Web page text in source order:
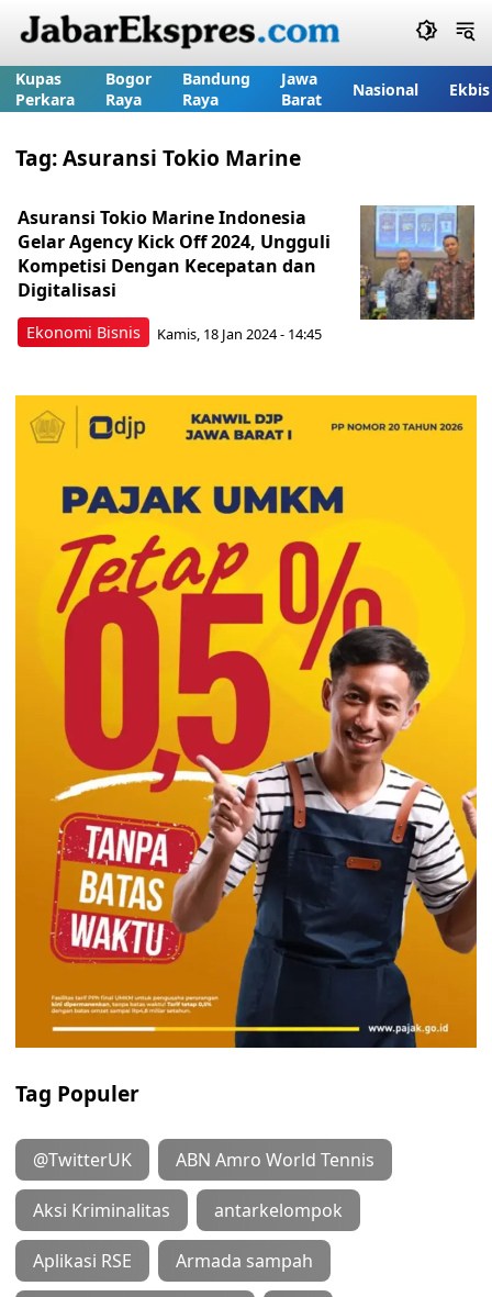
Kupas
Perkara
Bogor
Raya
Bandung
Raya
Jawa
Barat
Nasional Ekbis
Tag:Asuransi Tokio Marine
Ekonomi Bisnis
Asuransi Tokio Marine Indonesia
Gelar Agency Kick Off 2024, Ungguli
Kompetisi Dengan Kecepatan dan
Digitalisasi
Kamis, 18 Jan 2024 - 14:45
Tag Populer
@TwitterUK ABN Amro World Tennis
Aksi Kriminalitas antarkelompok
Aplikasi RSE Armada sampah